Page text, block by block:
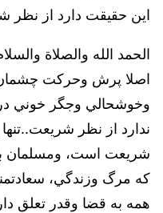
اين حقيقت دارد از نظر
الحمد الله والصلاة
اصلا پرش وحركت چشمان
وخوشحالي وجگر خوني
ندارد از نظر
شريعت است، ومسلمان
كه مرگ وزندگي،
همه به قضا وقدر تعلق